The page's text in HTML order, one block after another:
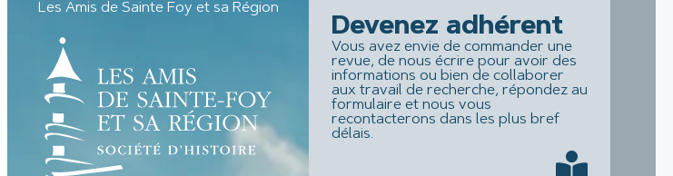
Les Amis de Sainte Foy et sa Région
Devenez adhérent
Vous avez envie de commander une
revue, de nous écrire pour avoir des
informations ou bien de collaborer
aux travail de recherche, répondez au
formulaire et nous vous
recontacterons dans les plus bref
délais.